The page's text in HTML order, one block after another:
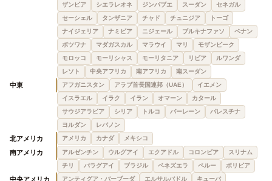
ザンビア
シエラレオネ ジンバブエ スーダン
セネガル
セーシェル
タンザニア チャド チュニジア
トーゴ
ナイジェリア
ナミビア ニジェール ブルキナファソ
ベナン
ボツワナ
マダガスカル マラウイ マリ
モザンビーク
モロッコ
モーリシャス モーリタニア リビア
ルワンダ
レソト
中央アフリカ 南アフリカ 南スーダン
中東 アフガニスタン アラブ首長国連邦（UAE）
イエメン
イスラエル
イラク イラン オマーン
カタール
サウジアラビア
シリア トルコ バーレーン
パレスチナ
ヨルダン
レバノン
北アメリカ アメリカ カナダ メキシコ
南アメリカ アルゼンチン ウルグアイ エクアドル コロンビア
スリナム
チリ
パラグアイ ブラジル ベネズエラ ペルー ボリビア
中央アメリカ アンティグア・バーブーダ エルサルバドル キューバ